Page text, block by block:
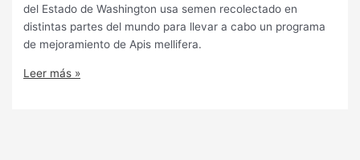
del Estado de Washington usa semen recolectado en
distintas partes del mundo para llevar a cabo un programa
de mejoramiento de Apis mellifera.
Leer más »